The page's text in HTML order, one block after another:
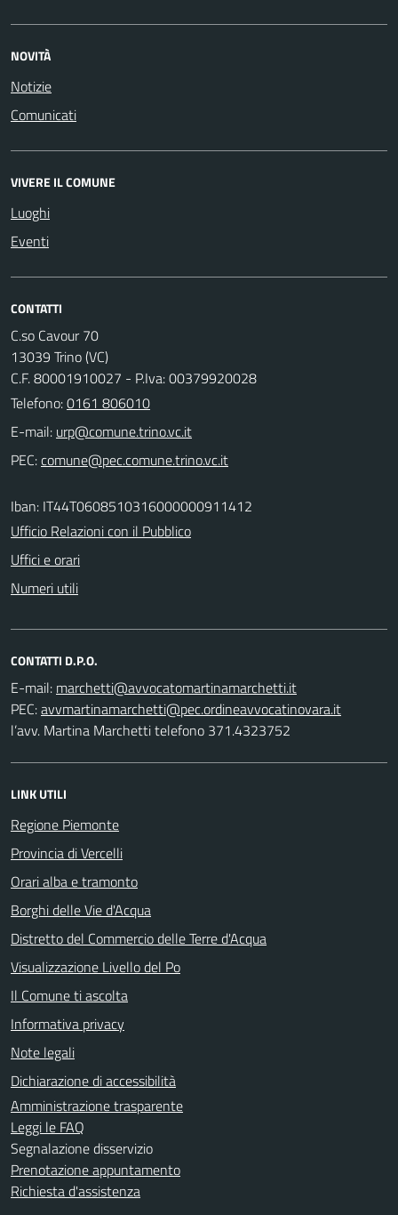
NOVITÀ
Notizie
Comunicati
VIVERE IL COMUNE
Luoghi
Eventi
CONTATTI
C.so Cavour 70
13039 Trino (VC)
C.F. 80001910027 - P.Iva: 00379920028
Telefono:0161 806010
E-mail:
PEC:
Iban: IT44T0608510316000000911412
Ufficio Relazioni con il Pubblico
Uffici e orari
Numeri utili
CONTATTI D.P.O.
E-mail:
PEC:
l’avv. Martina Marchetti telefono 371.4323752
LINK UTILI
Regione Piemonte
Provincia di Vercelli
Orari alba e tramonto
Borghi delle Vie d'Acqua
Distretto del Commercio delle Terre d'Acqua
Visualizzazione Livello del Po
Il Comune ti ascolta
Informativa privacy
Note legali
Dichiarazione di accessibilità
Amministrazione trasparente
Leggi le FAQ
Segnalazione disservizio
Prenotazione appuntamento
Richiesta d'assistenza